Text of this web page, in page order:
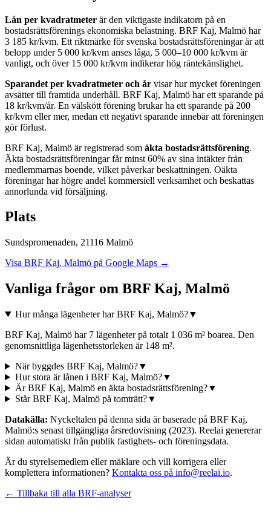
Lån per kvadratmeter är den viktigaste indikatorn på en
bostadsrättsförenings ekonomiska belastning. BRF Kaj, Malmö har
3 185 kr/kvm. Ett riktmärke för svenska bostadsrättsföreningar är att
belopp under 5 000 kr/kvm anses låga, 5 000–10 000 kr/kvm är
vanligt, och över 15 000 kr/kvm indikerar hög räntekänslighet.
Sparandet per kvadratmeter och år visar hur mycket föreningen
avsätter till framtida underhåll. BRF Kaj, Malmö har ett sparande på
18 kr/kvm/år. En välskött förening brukar ha ett sparande på 200
kr/kvm eller mer, medan ett negativt sparande innebär att föreningen
gör förlust.
BRF Kaj, Malmö är registrerad som äkta bostadsrättsförening.
Äkta bostadsrättsföreningar får minst 60% av sina intäkter från
medlemmarnas boende, vilket påverkar beskattningen. Oäkta
föreningar har högre andel kommersiell verksamhet och beskattas
annorlunda vid försäljning.
Plats
Sundspromenaden, 21116 Malmö
Visa BRF Kaj, Malmö på Google Maps →
Vanliga frågor om BRF Kaj, Malmö
Hur många lägenheter har BRF Kaj, Malmö?▼
BRF Kaj, Malmö har 7 lägenheter på totalt 1 036 m² boarea. Den
genomsnittliga lägenhetsstorleken är 148 m².
När byggdes BRF Kaj, Malmö?▼
Hur stora är lånen i BRF Kaj, Malmö?▼
Är BRF Kaj, Malmö en äkta bostadsrättsförening?▼
Står BRF Kaj, Malmö på tomträtt?▼
Datakälla: Nyckeltalen på denna sida är baserade på BRF Kaj,
Malmö:s senast tillgängliga årsredovisning (2023). Reelai genererar
sidan automatiskt från publik fastighets- och föreningsdata.
Är du styrelsemedlem eller mäklare och vill korrigera eller
komplettera informationen? Kontakta oss på info@reelai.io.
← Tillbaka till alla BRF-analyser